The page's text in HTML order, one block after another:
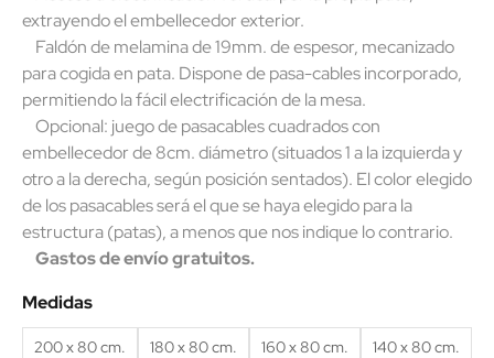
extrayendo el embellecedor exterior.
Faldón de melamina de 19mm. de espesor, mecanizado
para cogida en pata. Dispone de pasa-cables incorporado,
permitiendo la fácil electrificación de la mesa.
Opcional: juego de pasacables cuadrados con
embellecedor de 8cm. diámetro (situados 1 a la izquierda y
otro a la derecha, según posición sentados). El color elegido
de los pasacables será el que se haya elegido para la
estructura (patas), a menos que nos indique lo contrario.
Gastos de envío gratuitos.
Medidas
200 x 80 cm. 180 x 80 cm. 160 x 80 cm.
140 x 80 cm.